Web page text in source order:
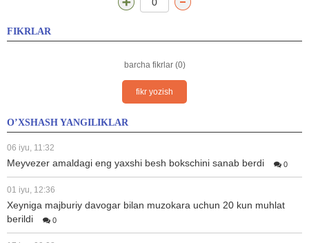
FIKRLAR
barcha fikrlar (0)
fikr yozish
O’XSHASH YANGILIKLAR
06 iyu, 11:32
Meyvezer amaldagi eng yaxshi besh bokschini sanab berdi 0
01 iyu, 12:36
Xeyniga majburiy davogar bilan muzokara uchun 20 kun muhlat
berildi
0